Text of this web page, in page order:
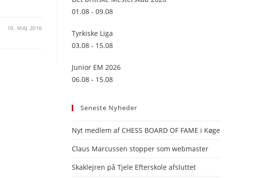
10. MAJ 2016
01.08 - 09.08
Tyrkiske Liga
03.08 - 15.08
Junior EM 2026
06.08 - 15.08
Seneste Nyheder
Nyt medlem af CHESS BOARD OF FAME i Køge
Claus Marcussen stopper som webmaster
Skaklejren på Tjele Efterskole afsluttet